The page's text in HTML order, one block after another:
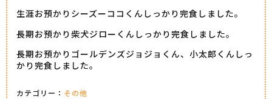
生涯お預かりシーズーココくんしっかり完食しました。
長期お預かり柴犬ジローくんしっかり完食しました。
長期お預かりゴールデンズジョジョくん、小太郎くんしっ
かり完食しました。
カテゴリー： その他